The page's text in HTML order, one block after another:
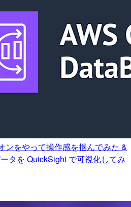
ンをやって操作感を掴んでみた &
タを QuickSight で可視化してみ